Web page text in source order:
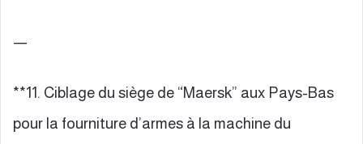
—
**11. Ciblage du siège de “Maersk” aux Pays-Bas
pour la fourniture d’armes à la machine du